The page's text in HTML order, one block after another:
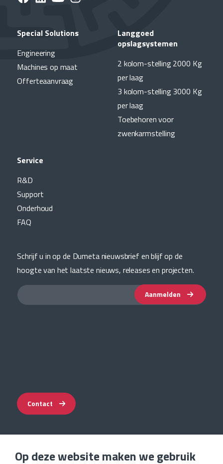
Special Solutions
Engineering
Machines op maat
Offerteaanvraag
Langgoed
opslagsystemen
2 kolom-stelling 2000 Kg
per laag
3 kolom-stelling 3000 Kg
per laag
Toebehoren voor
zwenkarmstelling
Service
R&D
Support
Onderhoud
FAQ
Schrijf u in op de Dumeta nieuwsbrief en blijf op de
hoogte van het laatste nieuws, releases en projecten.
Aanmelden
Contact
Op deze website maken we gebruik